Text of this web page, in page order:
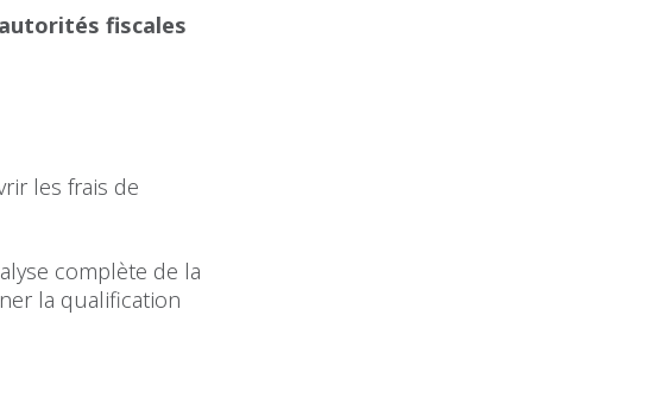
fiscales
les frais de
complète de la
la qualification